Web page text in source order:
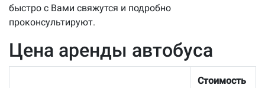
быстро с Вами свяжутся и подробно
проконсультируют.
Цена аренды автобуса
Стоимость